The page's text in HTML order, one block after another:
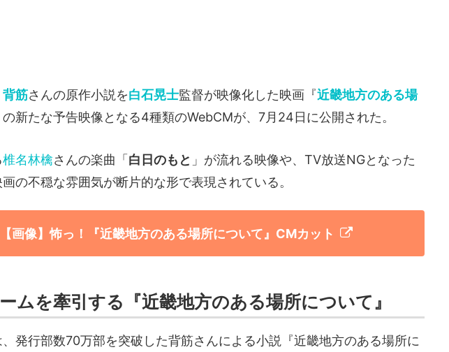
背筋さんの原作小説を白石晃士監督が映像化した映画『近畿地方のある場
の新たな予告映像となる4種類のWebCMが、7月24日に公開された。
椎名林檎さんの楽曲「白日のもと 」が流れる映像や、TV放送NGとなった
の不穏な雰囲気が断片的な形で表現されている。
【画像】怖っ！『近畿地方のある場所について』CMカット
ムを牽引する『近畿地方のある場所について』
発行部数70万部を突破した背筋さんによる小説『近畿地方のある場所に